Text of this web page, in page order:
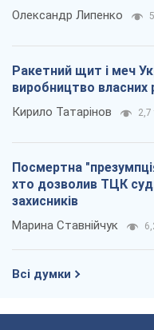
Олександр Липенко
Ракетний щит і меч
виробництво власних
Кирило Татарінов 2,7
Посмертна
хто дозволив ТЦК
захисників
Марина Ставнійчук
Всі думки